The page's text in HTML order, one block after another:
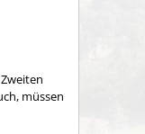
müssen